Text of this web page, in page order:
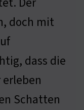
doch mit
dass die
Schatten